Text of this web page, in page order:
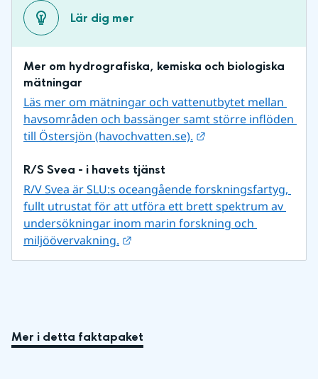
Lär dig mer
Mer om hydrografiska, kemiska och biologiska
mätningar
Läs mer om mätningar och vattenutbytet mellan
havsområden och bassänger samt större inflöden
till Östersjön (havochvatten.se).
R/S Svea - i havets tjänst
R/V Svea är SLU:s oceangående forskningsfartyg,
fullt utrustat för att utföra ett brett spektrum av
undersökningar inom marin forskning och
miljöövervakning.
Mer i detta faktapaket